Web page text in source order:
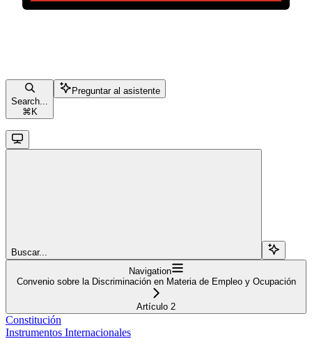
Search...
⌘ K
Preguntar al asistente
Buscar...
Navigation
Convenio sobre la Discriminación en Materia de Empleo y Ocupación
Artículo 2
Constitución
Instrumentos Internacionales